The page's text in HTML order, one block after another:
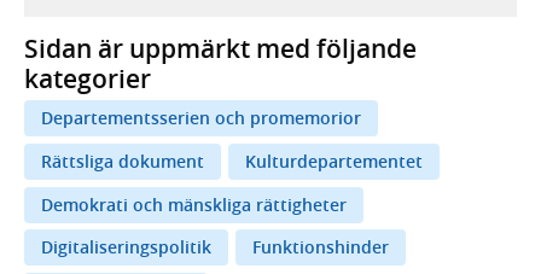
Sidan är uppmärkt med följande
kategorier
Departementsserien och promemorior
Rättsliga dokument
Kulturdepartementet
Demokrati och mänskliga rättigheter
Digitaliseringspolitik
Funktionshinder